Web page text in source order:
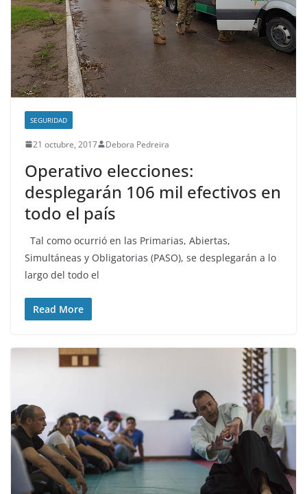
SEGURIDAD
21 octubre, 2017 Debora Pedreira
Operativo elecciones:
desplegarán 106 mil efectivos en
todo el país
Tal como ocurrió en las Primarias, Abiertas,
Simultáneas y Obligatorias (PASO), se desplegarán a lo
largo del todo el
Read More